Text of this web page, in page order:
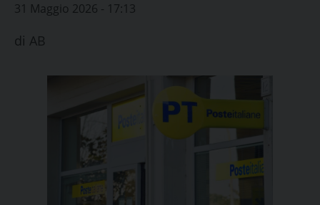
31 Maggio 2026 - 17:13
di AB